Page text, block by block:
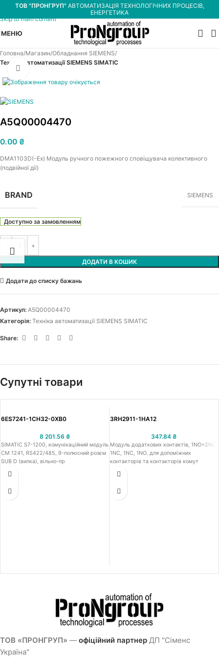
Skip to navigation
Skip to main content
ТОВ "ПРОНГРУП" АВТОМАТИЗАЦІЯ ТЕХНОЛОГІЧНИХ ПРОЦЕСІВ,
ЕНЕРГЕТИКА
МЕНЮ
Головна Магазин Обладнання SIEMENS
Техніка автоматизації SIEMENS SIMATIC
A5Q00004470
0.00 ₴
DMA1103D(-Ex) Модуль ручного пожежного сповіщувача колективного
(подвійної дії)
BRAND SIEMENS
Доступно за замовленням
ДОДАТИ В КОШИК
Додати до списку бажань
Артикул: A5Q00004470
Категорія: Техніка автоматизації SIEMENS SIMATIC
Share:
Супутні товари
6ES7241-1CH32-0XB0
8 201.56 ₴
SIMATIC S7-1200, комунікаційний модуль
CM 1241, RS422/485, 9-полюсний розєм
SUB D (вилка), вільно-пр
3RH2911-1HA12
347.84 ₴
Модуль додаткових контактів, 1NO+2NC:
1NC, 1NC, 1NO. для допоміжних
контакторів та контакторів комут
ТОВ «ПРОНГРУП» — офіційний партнер ДП "Сіменс
Україна"